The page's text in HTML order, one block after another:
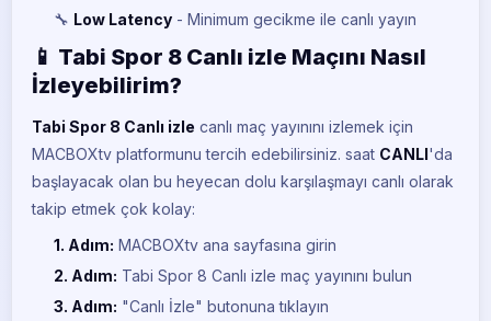
🔧 Low Latency - Minimum gecikme ile canlı yayın
📱 Tabi Spor 8 Canlı izle Maçını Nasıl
İzleyebilirim?
Tabi Spor 8 Canlı izle canlı maç yayınını izlemek için
MACBOXtv platformunu tercih edebilirsiniz. saat CANLI'da
başlayacak olan bu heyecan dolu karşılaşmayı canlı olarak
takip etmek çok kolay:
1. Adım: MACBOXtv ana sayfasına girin
2. Adım: Tabi Spor 8 Canlı izle maç yayınını bulun
3. Adım: "Canlı İzle" butonuna tıklayın
BE
CANLI
BE
BeIN Sports 2
CANLI
BE
BeIN Sports 3